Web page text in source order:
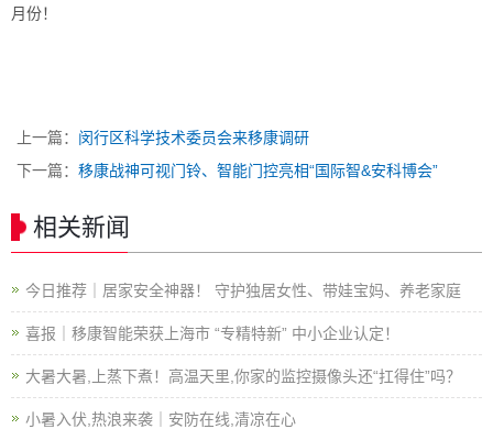
月份！
上一篇： 闵行区科学技术委员会来移康调研
下一篇： 移康战神可视门铃、智能门控亮相“国际智&安科博会”
相关新闻
今日推荐｜居家安全神器！ 守护独居女性、带娃宝妈、养老家庭
喜报｜移康智能荣获上海市 “专精特新” 中小企业认定！
大暑大暑,上蒸下煮！高温天里,你家的监控摄像头还“扛得住”吗？
小暑入伏,热浪来袭｜安防在线,清凉在心